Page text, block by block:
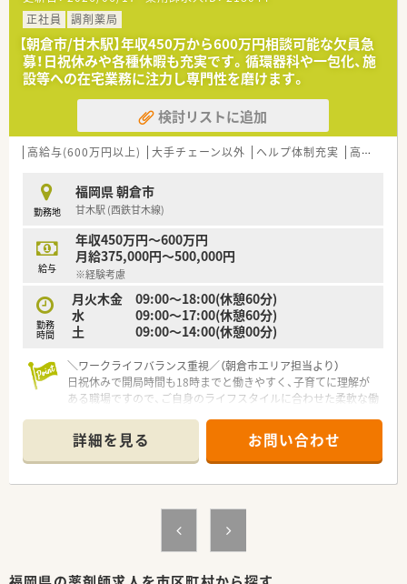
■外来だけでなく居宅や施設への在宅業務にも積極的に対応し
ており、地域医療に大きく貢献しております。
【法人特徴について】
■福岡県内を中心に9店舗以上の調剤薬局を展開しており、地域
に密着した医療を提供する地場企業です。
■患者様を笑顔にし社員の幸せを大切にするというスローガン
を掲げ、社員一同が協力し合って働いています。
■社員の定着率が非常に高く、ライフスタイルに合わせた働き方
【勤務実態について】
■月火木金は18時まで、水曜は17時まで、土曜は14時までの開
局となっており、夜遅い勤務はありません。
■常に2名から4名の薬剤師が在籍する常時3名体制をとってお
り、協力しながら円滑に業務を進めています。
■忙しい時間帯もありますがヘルプ体制が充実しているため、一
人に過度な負担がかかることなく働けます。
【職場環境と雰囲気】
深いため互いに助け合う温かい職場環境です。
■定着率が高くアットホームな雰囲気であり、働き方や業務に関
する相談もしやすい風通しの良い社風です。
備を直接確認してから入社をご検討いただけます。
正社員
調剤薬局
【朝倉市/甘木駅】年収450万から600万円相談可能な欠員急
募！日祝休みや各種休暇も充実です。循環器科や一包化、施
設等への在宅業務に注力し専門性を磨けます。
検討リストに追加
高給与(600万円以上) 大手チェーン以外 ヘルプ体制充実 高収入
勤務地
福岡県 朝倉市
甘木駅 (西鉄甘木線)
給与
年収450万円～600万円
月給375,000円～500,000円
※経験考慮
勤務
時間
月火木金 09:00～18:00(休憩60分)
水 09:00～17:00(休憩60分)
土 09:00～14:00(休憩00分)
＼ワークライフバランス重視／（朝倉市エリア担当より）
日祝休みで開局時間も18時までと働きやすく、子育てに理解が
ある職場ですので、ご自身のライフスタイルに合わせた柔軟な働
【店舗情報と応需状況について】
■当店舗は甘木駅から車で7分ほどの場所に位置しており、近隣
のクリニックから処方箋を応需しています。
付けており、一包化の業務が比較的多いです。
■外来だけでなく居宅や施設への在宅業務にも積極的に対応し
【法人特徴について】
詳細を見る お問い合わせ